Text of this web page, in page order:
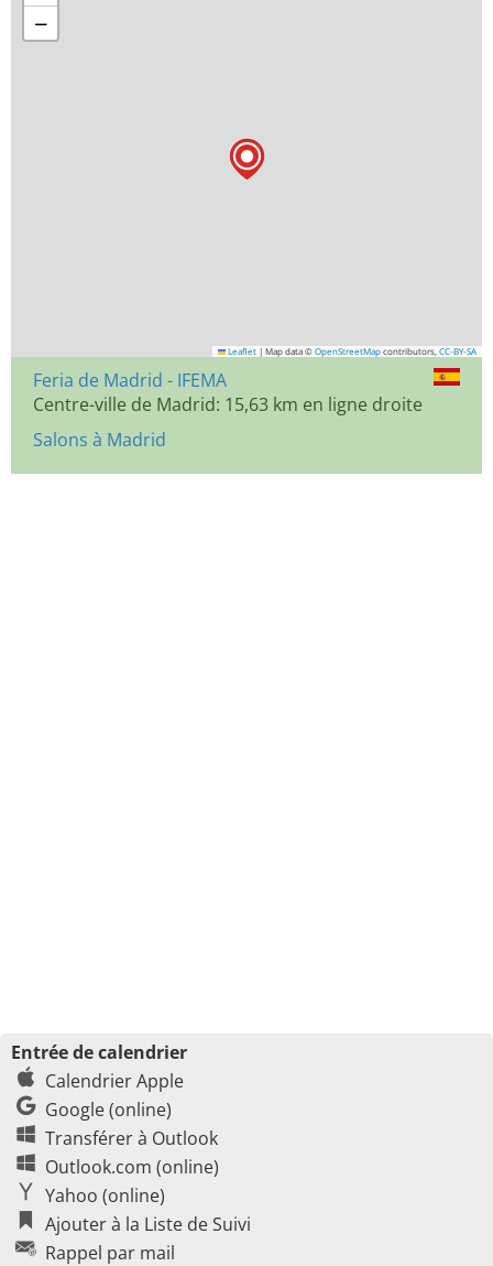
−
Leaflet | Map data © OpenStreetMap contributors, CC-BY-SA
Feria de Madrid - IFEMA
Centre-ville de Madrid: 15,63 km en ligne droite
Salons à Madrid
Entrée de calendrier
Calendrier Apple
Google (online)
Transférer à Outlook
Outlook.com (online)
Yahoo (online)
Ajouter à la Liste de Suivi
Rappel par mail